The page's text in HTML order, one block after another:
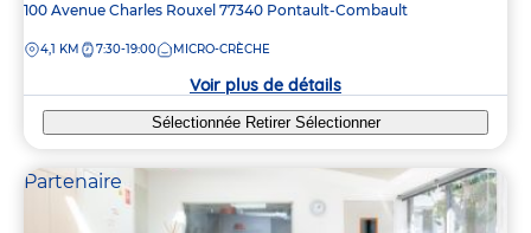
Adresse
la
100 Avenue Charles Rouxel 77340 Pontault-Combault
DISTANCE
4,1 KM 7:30-19:00 MICRO-CRÈCHE
Voir plus de détails
Sélectionnée Retirer Sélectionner
Partenaire